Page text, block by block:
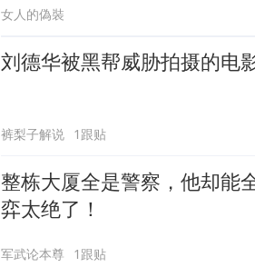
女人的偽裝
刘德华被黑帮威胁拍摄的电
裤梨子解说 1跟贴
整栋大厦全是警察，他却能
弈太绝了！
军武论本尊 1跟贴